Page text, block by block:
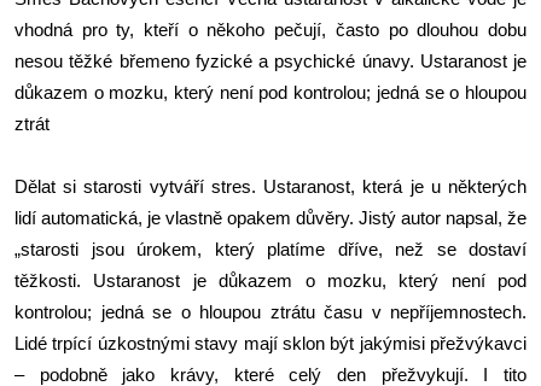
vhodná pro ty, kteří o někoho pečují, často po dlouhou dobu
nesou těžké břemeno fyzické a psychické únavy. Ustaranost je
důkazem o mozku, který není pod kontrolou; jedná se o hloupou
ztrát
Dělat si starosti vytváří stres. Ustaranost, která je u některých
lidí automatická, je vlastně opakem důvěry. Jistý autor napsal, že
„starosti jsou úrokem, který platíme dříve, než se dostaví
těžkosti. Ustaranost je důkazem o mozku, který není pod
kontrolou; jedná se o hloupou ztrátu času v nepříjemnostech.
Lidé trpící úzkostnými stavy mají sklon být jakýmisi přežvýkavci
– podobně jako krávy, které celý den přežvykují. I tito